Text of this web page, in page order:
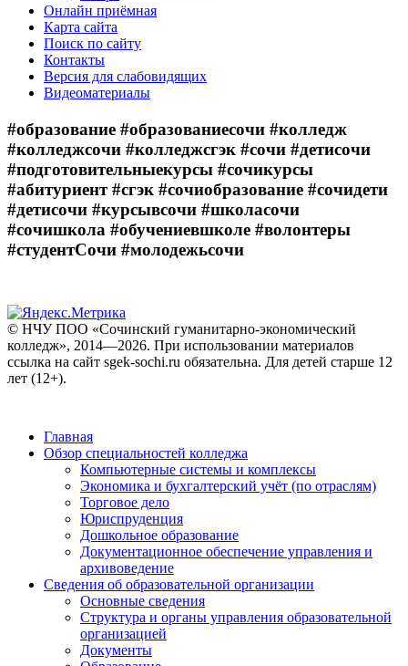
Онлайн приёмная
Карта сайта
Поиск по сайту
Контакты
Версия для слабовидящих
Видеоматериалы
#образование #образованиесочи #колледж
#колледжсочи #колледжсгэк #сочи #детисочи
#подготовительныекурсы #сочикурсы
#абитуриент #сгэк #сочиобразование #сочидети
#детисочи #курсывсочи #школасочи
#сочишкола #обучениевшколе #волонтеры
#студентСочи #молодежьсочи
© НЧУ ПОО «Сочинский гуманитарно-экономический
колледж», 2014—2026. При использовании материалов
ссылка на сайт sgek-sochi.ru обязательна. Для детей старше 12
лет (12+).
Главная
Обзор специальностей колледжа
Компьютерные системы и комплексы
Экономика и бухгалтерский учёт (по отраслям)
Торговое дело
Юриспруденция
Дошкольное образование
Документационное обеспечение управления и
архивоведение
Сведения об образовательной организации
Основные сведения
Структура и органы управления образовательной
организацией
Документы